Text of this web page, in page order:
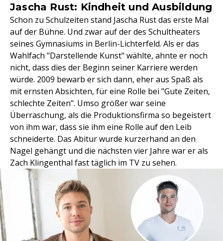
Jascha Rust: Kindheit und Ausbildung
Schon zu Schulzeiten stand Jascha Rust das erste Mal
auf der Bühne. Und zwar auf der des Schultheaters
seines Gymnasiums in Berlin-Lichterfeld. Als er das
Wahlfach "Darstellende Kunst" wählte, ahnte er noch
nicht, dass dies der Beginn seiner Karriere werden
würde. 2009 bewarb er sich dann, eher aus Spaß als
mit ernsten Absichten, für eine Rolle bei "Gute Zeiten,
schlechte Zeiten". Umso größer war seine
Überraschung, als die Produktionsfirma so begeistert
von ihm war, dass sie ihm eine Rolle auf den Leib
schneiderte. Das Abitur wurde kurzerhand an den
Nagel gehängt und die nächsten vier Jahre war er als
Zach Klingenthal fast täglich im TV zu sehen.